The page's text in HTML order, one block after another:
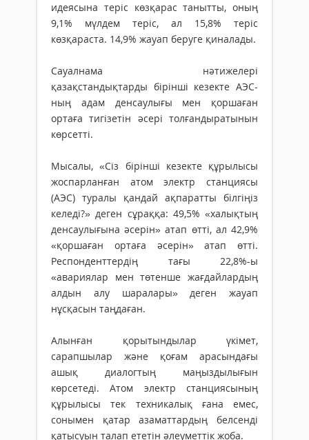
идеясына теріс көзқарас танытты, оның
9,1% мүлдем теріс, ал 15,8% теріс
көзқараста. 14,9% жауап беруге қиналады.
Сауалнама нәтижелері
қазақстандықтарды бірінші кезекте АЭС-
ның адам денсаулығы мен қоршаған
ортаға тигізетін әсері толғандыратынын
көрсетті.
Мысалы, «Сіз бірінші кезекте құрылысы
жоспарланған атом электр станциясы
(АЭС) туралы қандай ақпаратты білгіңіз
келеді?» деген сұраққа: 49,5% «халықтың
денсаулығына әсерін» атап өтті, ал 42,9%
«қоршаған ортаға әсерін» атап өтті.
Респонденттердің тағы 22,8%-ы
«авариялар мен төтенше жағдайлардың
алдын алу шаралары» деген жауап
нұсқасын таңдаған.
Алынған қорытындылар үкімет,
сарапшылар және қоғам арасындағы
ашық диалогтың маңыздылығын
көрсетеді. Атом электр станциясының
құрылысы тек техникалық ғана емес,
сонымен қатар азаматтардың белсенді
қатысуын талап ететін әлеуметтік жоба.